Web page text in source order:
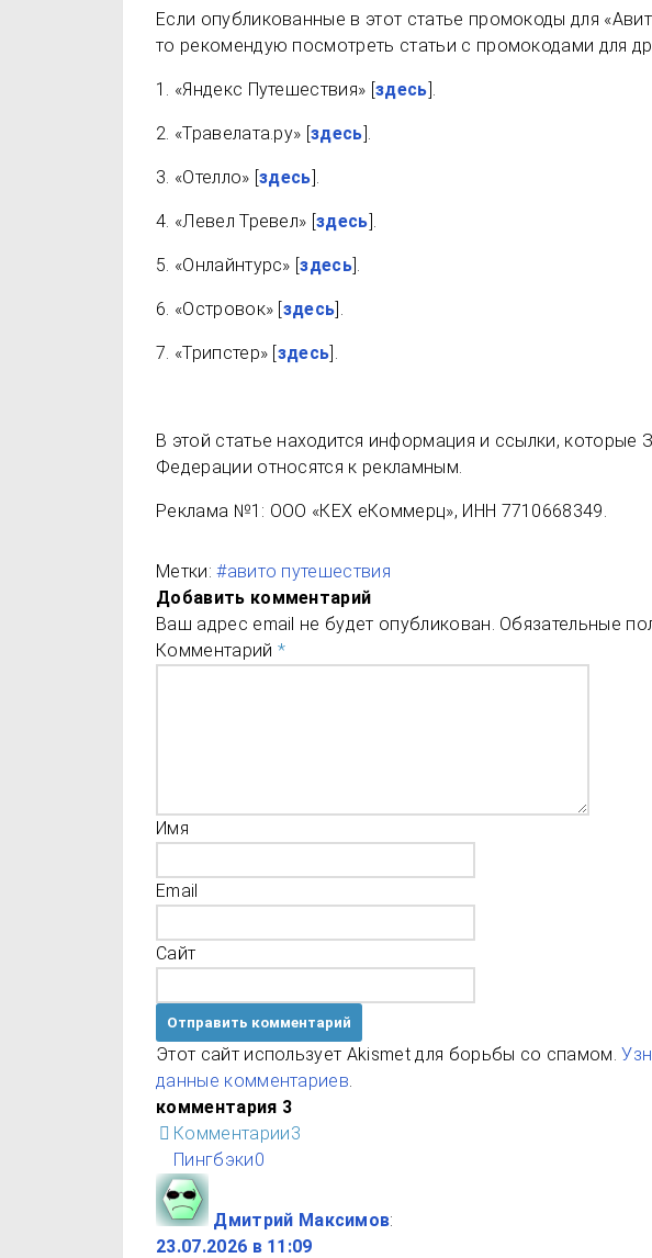
Если опубликованные в этот статье промокоды для
то рекомендую посмотреть статьи с промокодами для
1. «Яндекс Путешествия» [здесь].
2. «Травелата.ру» [здесь].
3. «Отелло» [здесь].
4. «Левел Тревел» [здесь].
5. «Онлайнтурс» [здесь].
6. «Островок» [здесь].
7. «Трипстер» [здесь].
В этой статье находится информация и ссылки, которые
Федерации относятся к рекламным.
Реклама №1: ООО «КЕХ еКоммерц», ИНН 7710668349.
Метки: #авито путешествия
Добавить комментарий
Ваш адрес email не будет опубликован. Обязательные
Комментарий *
Имя
Email
Сайт
Этот сайт использует Akismet для борьбы со спамом.
данные комментариев.
комментария 3
Комментарии3
Пингбэки0
Дмитрий Максимов:
23.07.2026 в 11:09